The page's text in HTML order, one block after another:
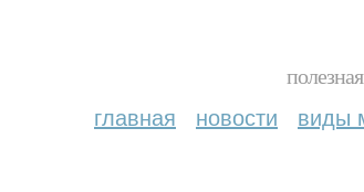
главная новости виды